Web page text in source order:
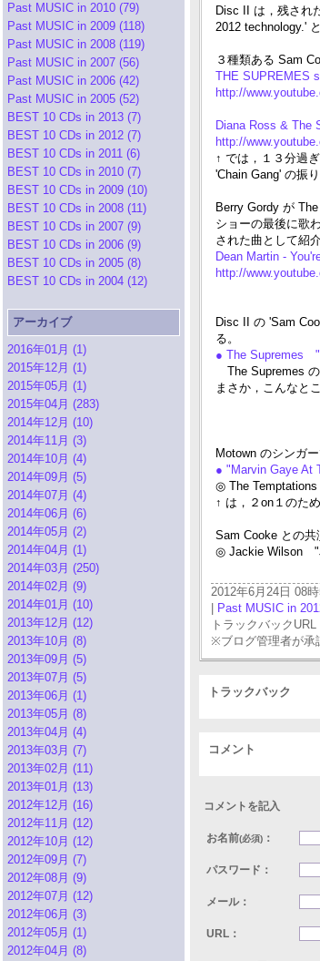
Past MUSIC in 2010 (79)
Past MUSIC in 2009 (118)
Past MUSIC in 2008 (119)
Past MUSIC in 2007 (56)
Past MUSIC in 2006 (42)
Past MUSIC in 2005 (52)
BEST 10 CDs in 2013 (7)
BEST 10 CDs in 2012 (7)
BEST 10 CDs in 2011 (6)
BEST 10 CDs in 2010 (7)
BEST 10 CDs in 2009 (10)
BEST 10 CDs in 2008 (11)
BEST 10 CDs in 2007 (9)
BEST 10 CDs in 2006 (9)
BEST 10 CDs in 2005 (8)
BEST 10 CDs in 2004 (12)
アーカイブ
2016年01月 (1)
2015年12月 (1)
2015年05月 (1)
2015年04月 (283)
2014年12月 (10)
2014年11月 (3)
2014年10月 (4)
2014年09月 (5)
2014年07月 (4)
2014年06月 (6)
2014年05月 (2)
2014年04月 (1)
2014年03月 (250)
2014年02月 (9)
2014年01月 (10)
2013年12月 (12)
2013年10月 (8)
2013年09月 (5)
2013年07月 (5)
2013年06月 (1)
2013年05月 (8)
2013年04月 (4)
2013年03月 (7)
2013年02月 (11)
2013年01月 (13)
2012年12月 (16)
2012年11月 (12)
2012年10月 (12)
2012年09月 (7)
2012年08月 (9)
2012年07月 (12)
2012年06月 (3)
2012年05月 (1)
2012年04月 (8)
Disc II は，残され
2012 technology.' と
３種類ある Sam
THE SUPREMES
http://
Diana Ross & The
http://
↑ では，１３分過
'Chain Gang' の振
Berry Gordy が
ショーの最後に歌
された曲として紹
Dean Martin -
http://
Disc II の 'Sam
る。
● The Supremes
The Supremes の
まさか，こんなと
Motown のシンガ
● "Marvin Gaye At
◎ The
↑ は，２on１のた
Sam Cooke との共
◎ Jackie Wilson
2012年6月24日 08時
Past MUSIC in
トラックバック
※ブログ管理者が承
トラックバック
コメント
コメントを記入
お名前(必須) ：
パスワード：
メール：
URL：